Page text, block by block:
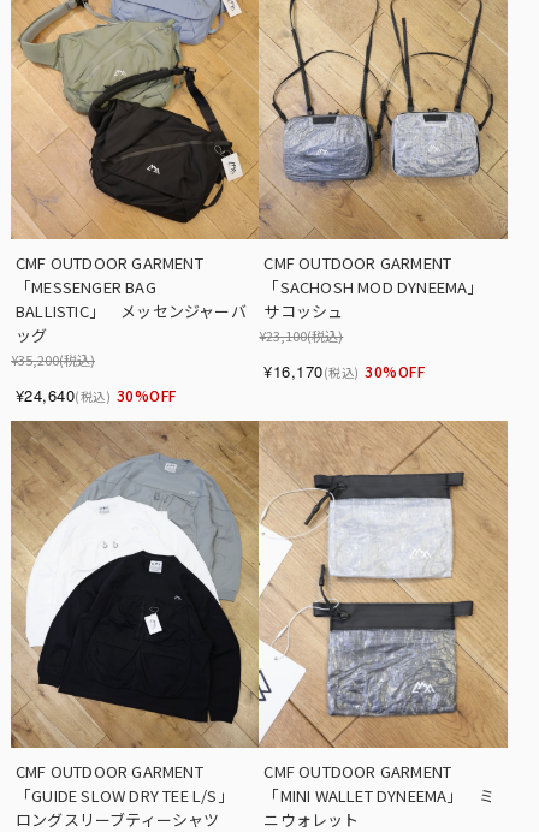
CMF OUTDOOR GARMENT
「MESSENGER BAG
BALLISTIC」　メッセンジャーバ
ッグ
¥35,200(税込)
¥24,640(税込) 30%OFF
CMF OUTDOOR GARMENT
「SACHOSH MOD DYNEEMA」
サコッシュ
¥23,100(税込)
¥16,170(税込) 30%OFF
CMF OUTDOOR GARMENT
「GUIDE SLOW DRY TEE L/S」
ロングスリーブティーシャツ
CMF OUTDOOR GARMENT
「MINI WALLET DYNEEMA」　ミ
ニウォレット